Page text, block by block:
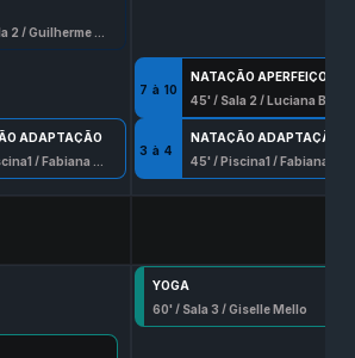
2 /Guilherme Ribeiro
ADAPTAÇÃO
/Fabiana Silva
7 à 10
45' / Sala 2 /Luciana Beserra
NATAÇÃO ADAPTAÇÃO
3 à 4
45' /Piscina1 /Fabiana Silva
YOGA
60' / Sala 3 /Giselle Mello